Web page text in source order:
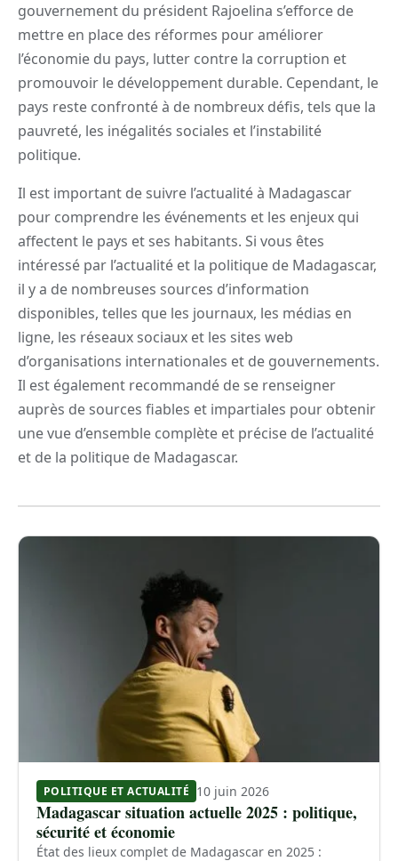
gouvernement du président Rajoelina s’efforce de
mettre en place des réformes pour améliorer
l’économie du pays, lutter contre la corruption et
promouvoir le développement durable. Cependant, le
pays reste confronté à de nombreux défis, tels que la
pauvreté, les inégalités sociales et l’instabilité
politique.
Il est important de suivre l’actualité à Madagascar
pour comprendre les événements et les enjeux qui
affectent le pays et ses habitants. Si vous êtes
intéressé par l’actualité et la politique de Madagascar,
il y a de nombreuses sources d’information
disponibles, telles que les journaux, les médias en
ligne, les réseaux sociaux et les sites web
d’organisations internationales et de gouvernements.
Il est également recommandé de se renseigner
auprès de sources fiables et impartiales pour obtenir
une vue d’ensemble complète et précise de l’actualité
et de la politique de Madagascar.
POLITIQUE ET ACTUALITÉ 10 juin 2026
Madagascar situation actuelle 2025 : politique,
sécurité et économie
État des lieux complet de Madagascar en 2025 :